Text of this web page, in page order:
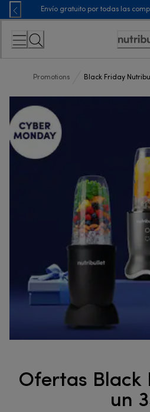
Skip
to
Content
Envío gratuito por todas las
Promotions Black Friday
Ofertas Black
un